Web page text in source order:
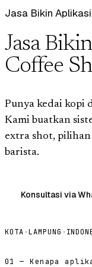
Jasa Bikin
Jasa
Coffee
Punya kedai kopi
Kami buatkan
extra shot,
barista.
Konsultasi via
KOTA ·LAMPUNG ·
01 — Kenapa